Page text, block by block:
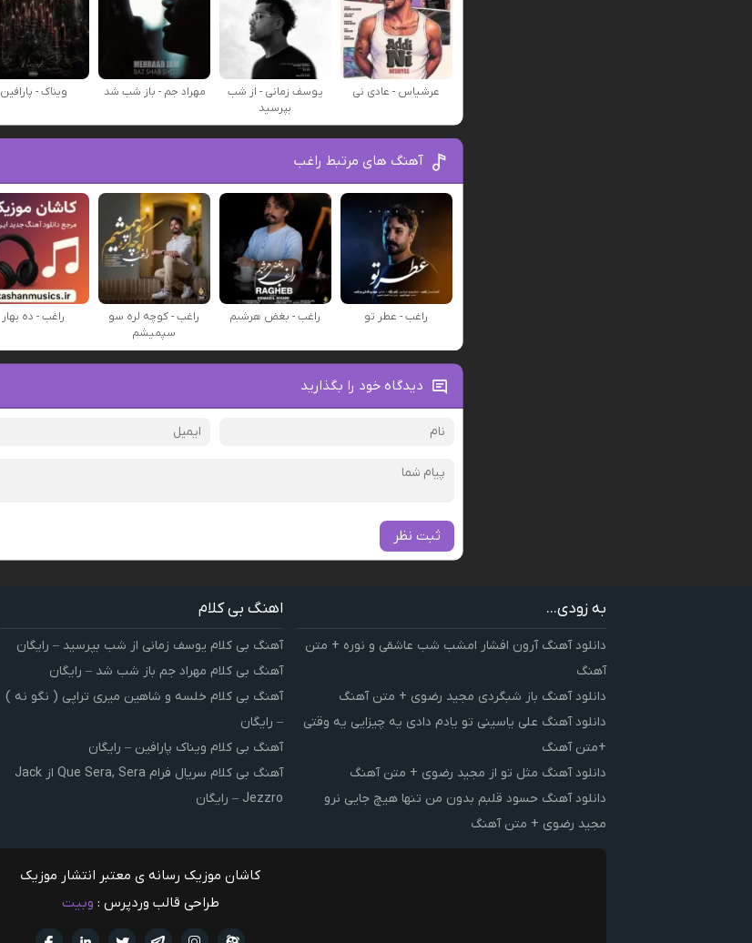
عرشیاس - عادی نی
یوسف زمانی - از شب
بپرسید
مهراد جم - باز شب شد ویناک - پارافین
آهنگ های مرتبط راغب
راغب - عطر تو راغب - بغض هرشبم
راغب - کوچه لره سو
سپمیشم
راغب - ده بهار
دیدگاه خود را بگذارید
ثبت نظر
به زودی...
دانلود آهنگ آرون افشار امشب شب عاشقی و نوره + متن
آهنگ
دانلود آهنگ باز شبگردی مجید رضوی + متن آهنگ
دانلود آهنگ علی یاسینی تو یادم دادی یه چیزایی یه وقتی
+متن آهنگ
دانلود آهنگ مثل تو از مجید رضوی + متن آهنگ
دانلود آهنگ حسود قلبم بدون من تنها هیچ جایی نرو
مجید رضوی + متن آهنگ
اهنگ بی کلام
آهنگ بی کلام یوسف زمانی از شب بپرسید – رایگان
آهنگ بی کلام مهراد جم باز شب شد – رایگان
آهنگ بی کلام خلسه و شاهین میری تراپی ( نگو نه )
– رایگان
آهنگ بی کلام ویناک پارافین – رایگان
آهنگ بی کلام سریال فرام Que Sera, Sera از Jack
Jezzro – رایگان
کاشان موزیک رسانه ی معتبر انتشار موزیک
طراحی قالب وردپرس : وبیت